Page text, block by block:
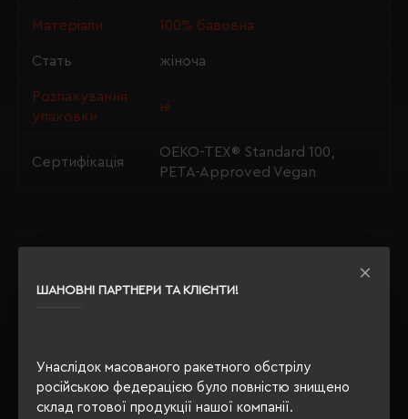
ШАНОВНІ ПАРТНЕРИ ТА КЛІЄНТИ!
Унаслідок масованого ракетного обстрілу
російською федерацією було повністю знищено
склад готової продукції нашої компанії.
Матеріали 100% бавовна
Стать жіноча
Розпакування
упаковки
ні
Сертифікація
OEKO-TEX® Standard 100,
PETA-Approved Vegan
ОПИС
ВІДГУКИ
РЕКОМЕНДУЄМО